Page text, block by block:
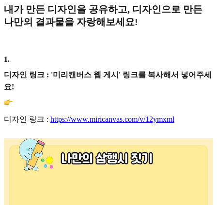
내가 만든 디자인을 공유하고, 디자인으로 만든
나만의 결과물을 자랑해보세요!
1.
디자인 링크 : '미리캔버스 웹 게시' 링크를 복사해서 넣어주세
요!
디자인 링크 : https://www.miricanvas.com/v/12ymxml